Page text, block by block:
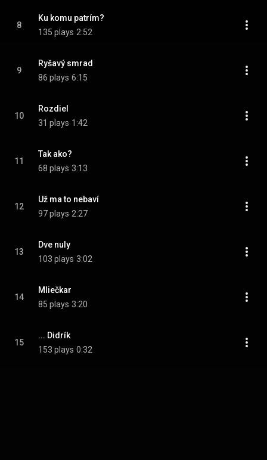
8
Ku komu patrím?
135 plays 2:52
9
Ryšavý smrad
86 plays 6:15
10
Rozdiel
31 plays 1:42
11
Tak ako?
68 plays 3:13
12
Už ma to nebaví
97 plays 2:27
13
Dve nuly
103 plays 3:02
14
Mliečkar
85 plays 3:20
15
... Didrík
153 plays 0:32